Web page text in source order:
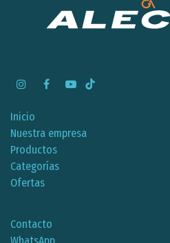
Inicio
Nuestra empresa
Productos
Categorías
Ofertas
Contacto